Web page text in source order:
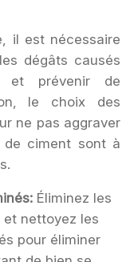
il est nécessaire
dégâts causés
et prévenir de
le choix des
ne pas aggraver
de ciment sont à
Éliminez les
nettoyez les
pour éliminer